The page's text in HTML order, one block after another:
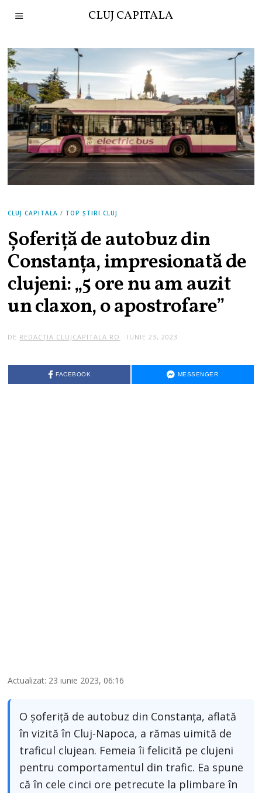
CLUJ CAPITALA
CLUJ CAPITALA / TOP ȘTIRI CLUJ
Șoferiță de autobuz din
Constanța, impresionată de
clujeni: „5 ore nu am auzit
un claxon, o apostrofare”
DE REDACȚIA CLUJCAPITALA.RO IUNIE 23, 2023
FACEBOOK MESSENGER
Actualizat: 23 iunie 2023, 06:16
O șoferiță de autobuz din Constanța, aflată
în vizită în Cluj-Napoca, a rămas uimită de
traficul clujean. Femeia îi felicită pe clujeni
pentru comportamentul din trafic. Ea spune
că în cele cinci ore petrecute la plimbare în